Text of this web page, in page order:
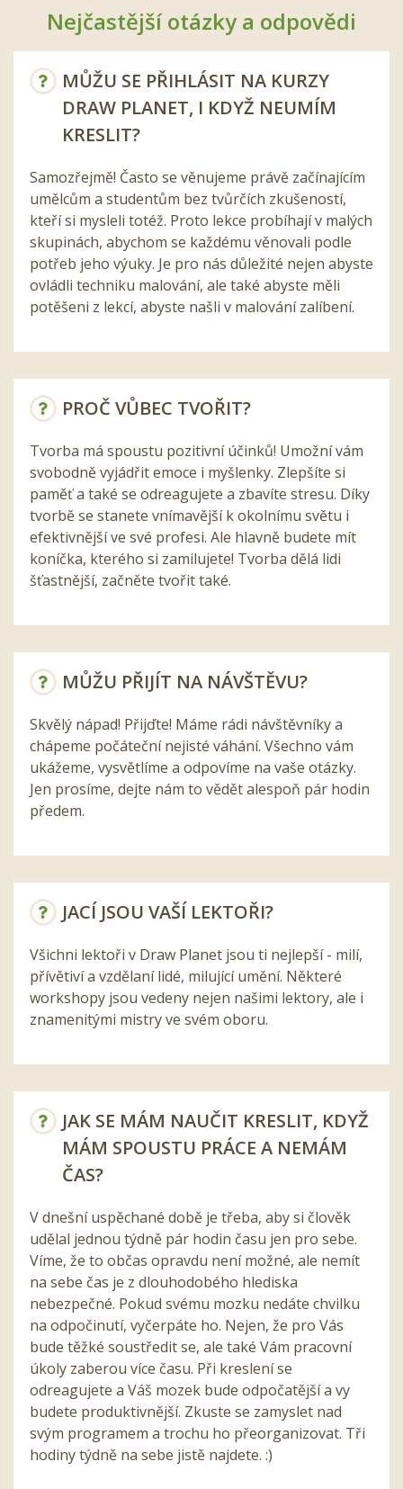
Nejčastější otázky a odpovědi
MŮŽU SE PŘIHLÁSIT NA KURZY
DRAW PLANET, I KDYŽ NEUMÍM
KRESLIT?
Samozřejmě! Často se věnujeme právě začínajícím
umělcům a studentům bez tvůrčích zkušeností,
kteří si mysleli totéž. Proto lekce probíhají v malých
skupinách, abychom se každému věnovali podle
potřeb jeho výuky. Je pro nás důležité nejen abyste
ovládli techniku malování, ale také abyste měli
potěšeni z lekcí, abyste našli v malování zalíbení.
PROČ VŮBEC TVOŘIT?
Tvorba má spoustu pozitivní účinků! Umožní vám
svobodně vyjádřit emoce i myšlenky. Zlepšíte si
paměť a také se odreagujete a zbavíte stresu. Díky
tvorbě se stanete vnímavější k okolnímu světu i
efektivnější ve své profesi. Ale hlavně budete mít
koníčka, kterého si zamilujete! Tvorba dělá lidi
šťastnější, začněte tvořit také.
MŮŽU PŘIJÍT NA NÁVŠTĚVU?
Skvělý nápad! Přijďte! Máme rádi návštěvníky a
chápeme počáteční nejisté váhání. Všechno vám
ukážeme, vysvětlíme a odpovíme na vaše otázky.
Jen prosíme, dejte nám to vědět alespoň pár hodin
předem.
JACÍ JSOU VAŠÍ LEKTOŘI?
Všichni lektoři v Draw Planet jsou ti nejlepší - milí,
přívětiví a vzdělaní lidé, milující umění. Některé
workshopy jsou vedeny nejen našimi lektory, ale i
znamenitými mistry ve svém oboru.
JAK SE MÁM NAUČIT KRESLIT, KDYŽ
MÁM SPOUSTU PRÁCE A NEMÁM
ČAS?
V dnešní uspěchané době je třeba, aby si člověk
udělal jednou týdně pár hodin času jen pro sebe.
Víme, že to občas opravdu není možné, ale nemít
na sebe čas je z dlouhodobého hlediska
nebezpečné. Pokud svému mozku nedáte chvilku
na odpočinutí, vyčerpáte ho. Nejen, že pro Vás
bude těžké soustředit se, ale také Vám pracovní
úkoly zaberou více času. Při kreslení se
odreagujete a Váš mozek bude odpočatější a vy
budete produktivnější. Zkuste se zamyslet nad
svým programem a trochu ho přeorganizovat. Tři
hodiny týdně na sebe jistě najdete. :)